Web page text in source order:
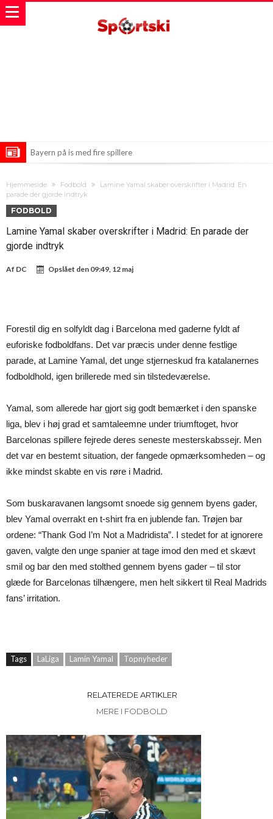
Bayern på is med fire spillere
Depay på vej mod vilde forhandlinger i Brasilien
Hjemmeside Fodbold
Lamine Yamal skaber overskrifter i Madrid: En
parade der gjorde indtryk
FODBOLD
Lamine Yamal skaber overskrifter i Madrid: En parade der
gjorde indtryk
Af DC Opslået den 09:49, 12 maj
Forestil dig en solfyldt dag i Barcelona med gaderne fyldt af
euforiske fodboldfans. Det var præcis under denne festlige
parade, at Lamine Yamal, det unge stjerneskud fra katalanernes
fodboldhold, igen brillerede med sin tilstedeværelse.
Yamal, som allerede har gjort sig godt bemærket i den spanske
liga, blev i høj grad et samtaleemne under triumftoget, hvor
Barcelonas spillere fejrede deres seneste mesterskabssejr. Men
det var en bestemt situation, der fangede opmærksomheden – og
ikke mindst skabte en vis røre i Madrid.
Som buskaravanen langsomt snoede sig gennem byens gader,
blev Yamal overrakt en t-shirt fra en jublende fan. Trøjen bar
ordene: “Thank God I’m Not a Madridista”. I stedet for at ignorere
gaven, valgte den unge spanier at tage imod den med et skævt
smil og bar den med stolthed gennem byens gader – til stor
glæde for Barcelonas tilhængere, men helt sikkert til Real Madrids
fans’ irritation.
Tags LaLiga Lamin Yamal Topnyheder
RELATEREDE ARTIKLER
MERE I FODBOLD